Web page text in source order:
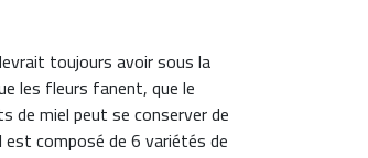
toujours avoir sous la
les fleurs fanent, que le
miel peut se conserver de
est composé de 6 variétés de